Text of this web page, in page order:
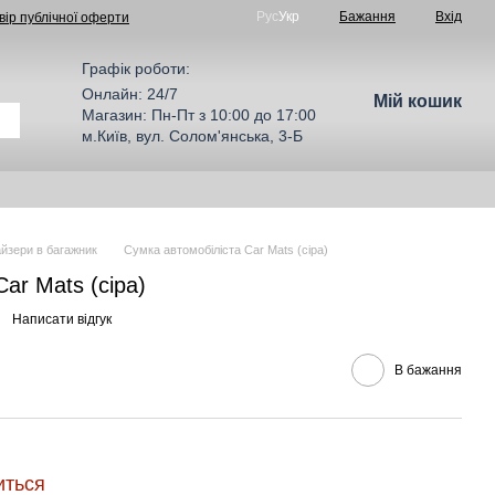
публічної оферти РусУкр Бажання Вхід
Графік роботи:
Онлайн: 24/7
Магазин: Пн-Пт з 10:00 до 17:00
м.Київ, вул. Солом'янська, 3-Б
Мій кошик
в багажник Сумка автомобіліста Car Mats (сіра)
Mats (сіра)
Написати відгук
В бажання